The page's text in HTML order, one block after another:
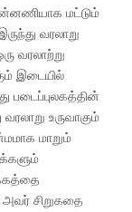
மட்டும்
வரலாறு
வரலாற்று
இடையில்
உருவாகும்
மாறும்
அவர் சிறுகதை